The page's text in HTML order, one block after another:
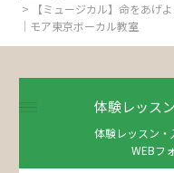
> 【ミュージカル】命をあげ
｜モア東京ボーカル教室
体験レッス
体験レッスン
WEBフ